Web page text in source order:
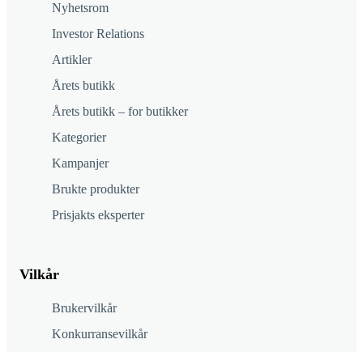
Nyhetsrom
Investor Relations
Artikler
Årets butikk
Årets butikk – for butikker
Kategorier
Kampanjer
Brukte produkter
Prisjakts eksperter
Vilkår
Brukervilkår
Konkurransevilkår